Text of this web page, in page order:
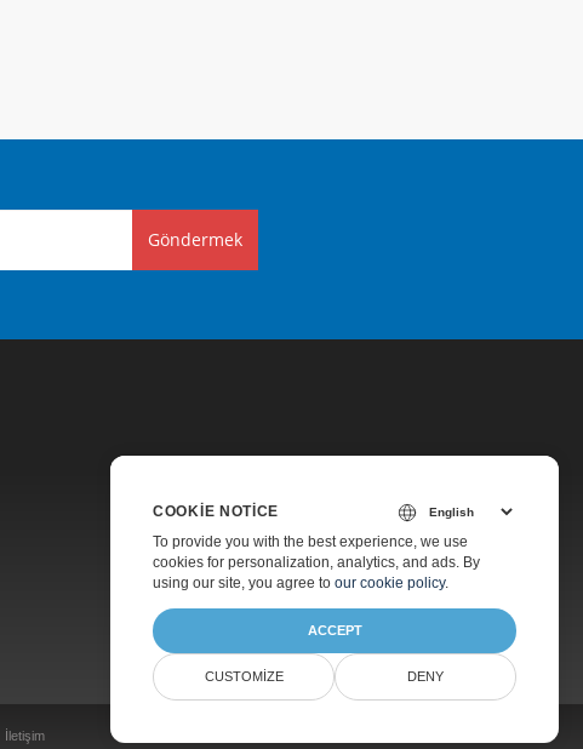
Göndermek
Fiyatlandırma
Ücretsiz Danışmanlık
Hakkında
İletişim
COOKIE NOTICE
To provide you with the best experience, we use
cookies for personalization, analytics, and ads. By
using our site, you agree to our cookie policy.
ACCEPT
CUSTOMIZE DENY